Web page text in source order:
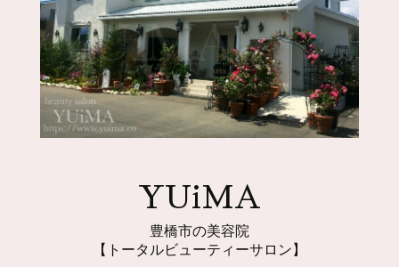
YUiMA
豊橋市の美容院
【トータルビューティーサロン】